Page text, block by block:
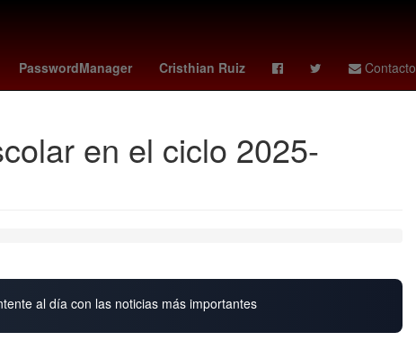
PasswordManager Cristhian Ruiz Contacto
Jorge Messi Cynthia Klitbo Lluvias
en el ciclo 2025-
al día con las noticias más importantes